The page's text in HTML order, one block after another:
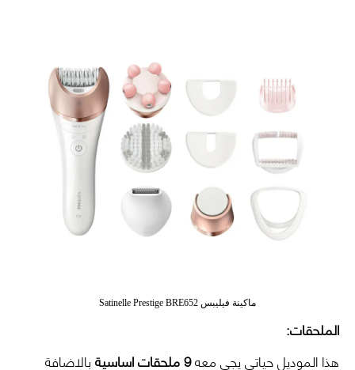
ماكينة فيليبس Satinelle Prestige BRE652
الملحقات:
هذا الموديل حياتي يجي معه9 ملحقات اساسية بالاضافة